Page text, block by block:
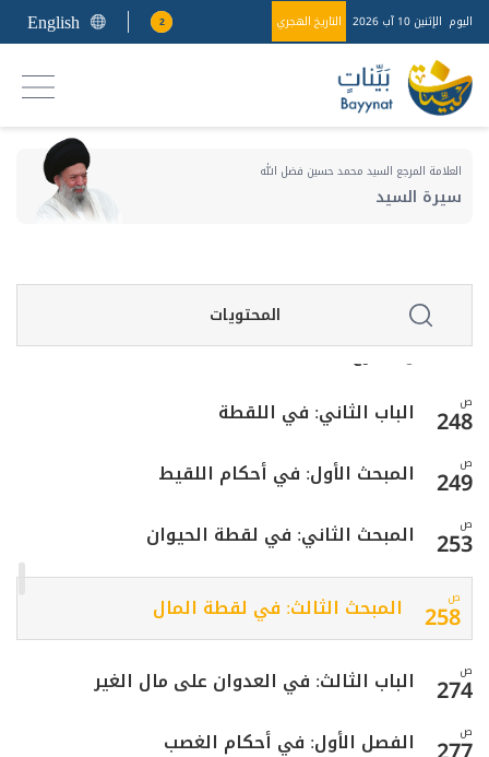
اليوم الإثنين 10 آب 2026 التاريخ الهجري 2
English
العلامة المرجع السيد محمد حسين فضل الله
سيرة السيد
المحتويات
225
المقصد الثالث: في مسؤولية صاحب اليد عما
بيده من مال الغير
ص233 المبحث الأول: في عقد الوديعة والمتعاقدين
236
241
المبحث الثالث: في أحكام ضمان الوديعة
والتنازع
ص
248 الباب الثاني: في اللقطة
ص
249 المبحث الأول: في أحكام اللقيط
ص
253 المبحث الثاني: في لقطة الحيوان
ص
258 المبحث الثالث: في لقطة المال
ص
274 الباب الثالث: في العدوان على مال الغير
ص الفصل الأول: في أحكام الغصب